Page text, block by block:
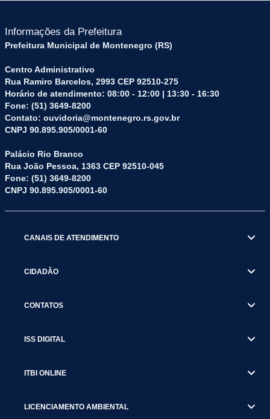
Informações da Prefeitura
Prefeitura Municipal de Montenegro (RS)
Centro Administrativo
Rua Ramiro Barcelos, 2993 CEP 92510-275
Horário de atendimento: 08:00 - 12:00 | 13:30 - 16:30
Fone: (51) 3649-8200
Contato: ouvidoria@montenegro.rs.gov.br
CNPJ 90.895.905/0001-60
Palácio Rio Branco
Rua João Pessoa, 1363 CEP 92510-045
Fone: (51) 3649-8200
CNPJ 90.895.905/0001-60
CANAIS DE ATENDIMENTO
CIDADÃO
CONTATOS
ISS DIGITAL
ITBI ONLINE
LICENCIAMENTO AMBIENTAL